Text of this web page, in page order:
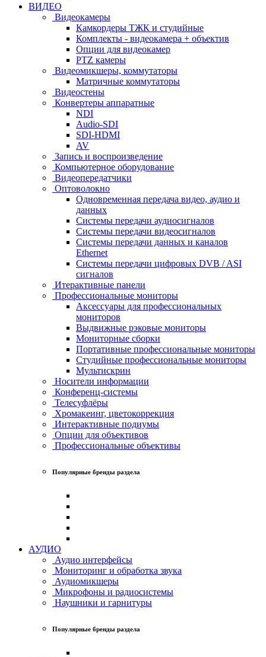
ВИДЕО
Видеокамеры
Камкордеры ТЖК и студийные
Комплекты - видеокамера + объектив
Опции для видеокамер
PTZ камеры
Видеомикшеры, коммутаторы
Матричные коммутаторы
Видеостены
Конвертеры аппаратные
NDI
Audio-SDI
SDI-HDMI
AV
Запись и воспроизведение
Компьютерное оборудование
Видеопередатчики
Оптоволокно
Одновременная передача видео, аудио и
данных
Системы передачи аудиосигналов
Системы передачи видеосигналов
Системы передачи данных и каналов
Ethernet
Системы передачи цифровых DVB / ASI
сигналов
Итерактивные панели
Профессиональные мониторы
Аксессуары для профессиональных
мониторов
Выдвижные рэковые мониторы
Мониторные сборки
Портативные профессиональные мониторы
Студийные профессиональные мониторы
Мультискрин
Носители информации
Конференц-системы
Телесуфлёры
Хромакеинг, цветокоррекция
Интерактивные подиумы
Опции для объективов
Профессиональные объективы
Популярные бренды раздела
АУДИО
Аудио интерфейсы
Мониторинг и обработка звука
Аудиомикшеры
Микрофоны и радиосистемы
Наушники и гарнитуры
Популярные бренды раздела